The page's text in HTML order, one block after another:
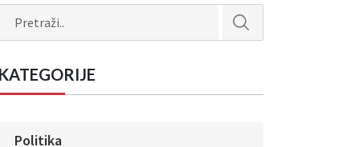
KATEGORIJE
Politika